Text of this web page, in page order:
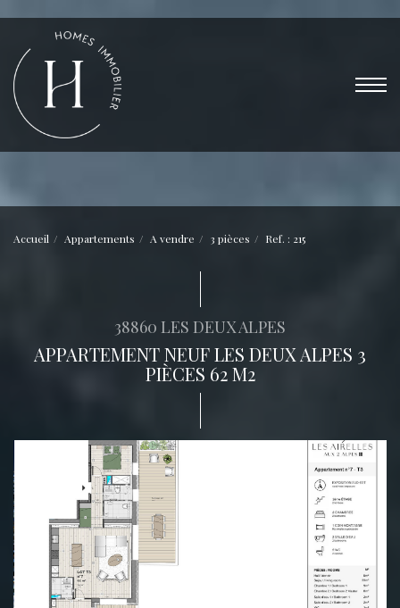
Accueil Appartements A vendre 3 pièces Ref. : 215
38860 LES DEUX ALPES
APPARTEMENT NEUF LES DEUX ALPES 3
PIÈCES 62 M2